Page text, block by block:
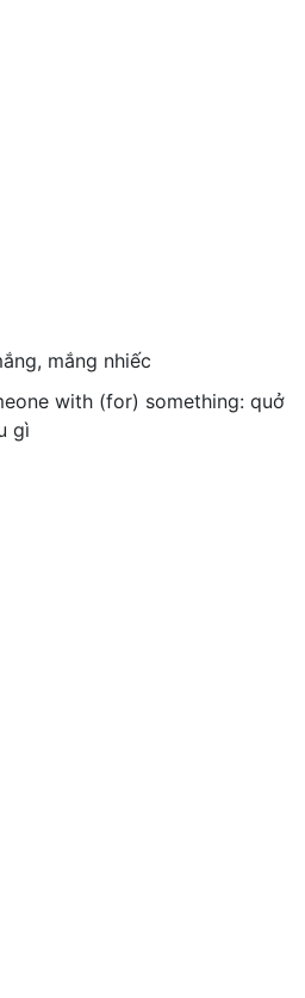
mắng nhiếc
with (for) something: quở
gì